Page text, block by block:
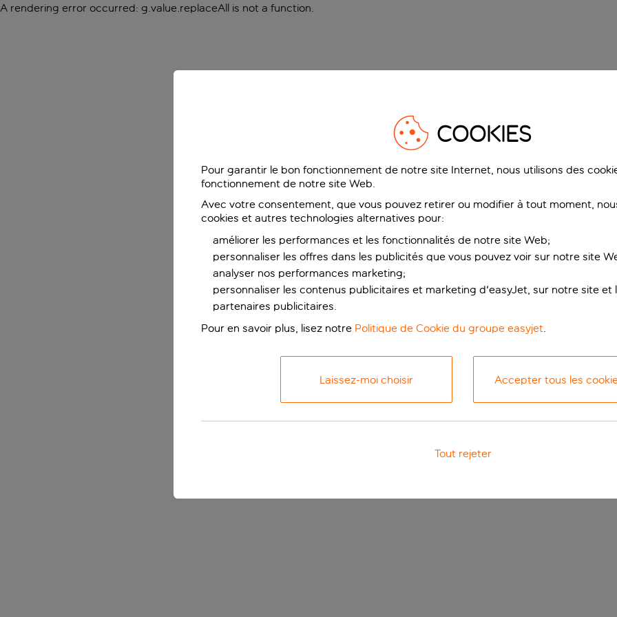
A rendering error occurred: g.value.replaceAll is not a function.
COOKIES
Pour garantir le bon fonctionnement de notre site Internet, nous utilisons des
fonctionnement de notre site Web.
Avec votre consentement, que vous pouvez retirer ou modifier à tout moment,
cookies et autres technologies alternatives pour:
améliorer les performances et les fonctionnalités de notre site Web;
personnaliser les offres dans les publicités que vous pouvez voir sur notre site
analyser nos performances marketing;
personnaliser les contenus publicitaires et marketing d'easyJet, sur notre site et
partenaires publicitaires.
Pour en savoir plus, lisez notre Politique de Cookie du groupe easyjet.
Laissez-moi choisir Accepter tous les
Tout rejeter